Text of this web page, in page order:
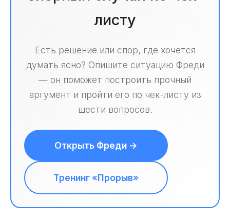
листу
Есть решение или спор, где хочется
думать ясно? Опишите ситуацию Фреди
— он поможет построить прочный
аргумент и пройти его по чек-листу из
шести вопросов.
Открыть Фреди →
Тренинг «Прорыв»